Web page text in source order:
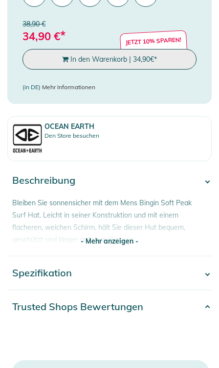
38,90 €
34,90 €* JETZT 10% SPAREN!
In den Warenkorb | 34,90€*
(in DE) Mehr Informationen
OCEAN EARTH
Den Store besuchen
Beschreibung
Bleiben Sie sonnensicher mit dem Mens Bingin Soft Peak
Surf Hat. Leicht in seiner Konstruktion und mit einem
flacheren, weichen Schirm, hält Sie dieser Hut bequem,
geschützt und länger auf dem Wasser
- sorgt für klare Sicht beim Surfen.
- Schnellverschlussschnalle. Einstellbar für die richtige
- Für sicheren Halt. Befestigen Sie das Reißverschlussband
Wipeouts ab
- Mehr anzeigen -
Spezifikation
Trusted Shops Bewertungen